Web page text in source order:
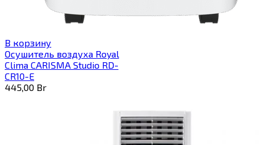
В корзину
Осушитель воздуха Royal
Clima CARISMA Studio RD-
CR10-E
445,00 Br